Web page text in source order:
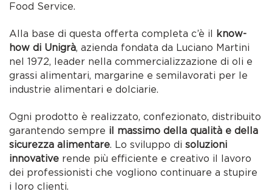
Food Service.
Alla base di questa offerta completa c’è il know-
how di Unigrà, azienda fondata da Luciano Martini
nel 1972, leader nella commercializzazione di oli e
grassi alimentari, margarine e semilavorati per le
industrie alimentari e dolciarie.
Ogni prodotto è realizzato, confezionato, distribuito
garantendo sempre il massimo della qualità e della
sicurezza alimentare. Lo sviluppo disoluzioni
innovative rende più efficiente e creativo il lavoro
dei professionisti che vogliono continuare a stupire
i loro clienti.